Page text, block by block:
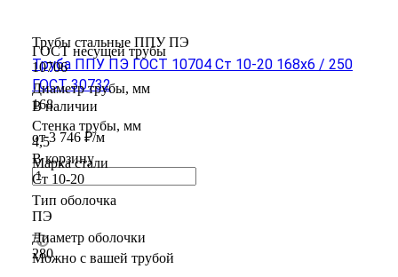
ГОСТ несущей трубы
10706
Диаметр трубы, мм
168
Стенка трубы, мм
4,5
Марка стали
Ст 10-20
Тип оболочка
ПЭ
Диаметр оболочки
280
Трубы стальные ППУ ПЭ
Труба ППУ ПЭ ГОСТ 10704 Ст 10-20 168x6 / 250
ГОСТ 30732
В наличии
от 3 746 ₽/м
В корзину
Можно с вашей трубой